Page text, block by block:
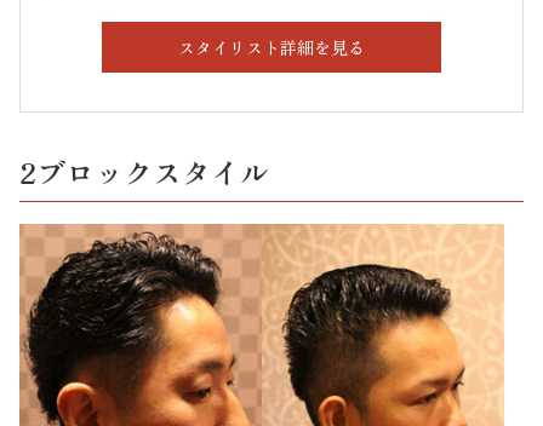
スタイリスト詳細を見る
2ブロックスタイル